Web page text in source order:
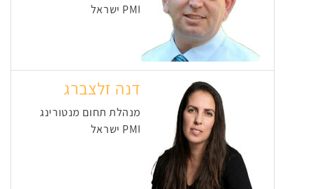
PMI ישראל
דנה זלצברג
מנהלת תחום מנטורינג
PMI ישראל